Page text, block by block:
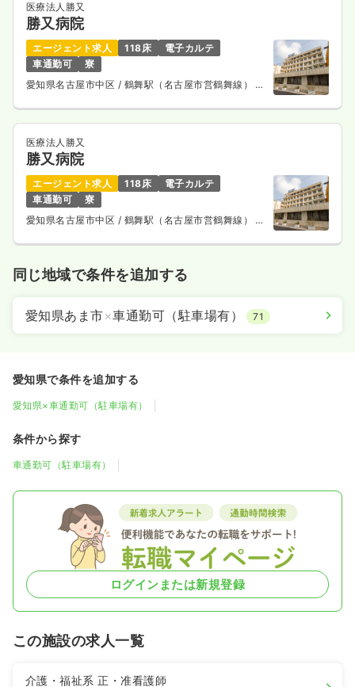
医療法人勝又
勝又病院
エージェント求人 118床
電子カルテ
車通勤可
寮
愛知県名古屋市中区 / 鶴舞駅（名古屋市営鶴舞線） 徒
医療法人勝又
勝又病院
エージェント求人 118床
電子カルテ
車通勤可
寮
愛知県名古屋市中区 / 鶴舞駅（名古屋市営鶴舞線） 徒
同じ地域で条件を追加する
愛知県あま市×車通勤可（駐車場有） 71
愛知県で条件を追加する
愛知県×車通勤可（駐車場有）
条件から探す
車通勤可（駐車場有）
ログインまたは新規登録
この施設の求人一覧
介護・福祉系正・准看護師